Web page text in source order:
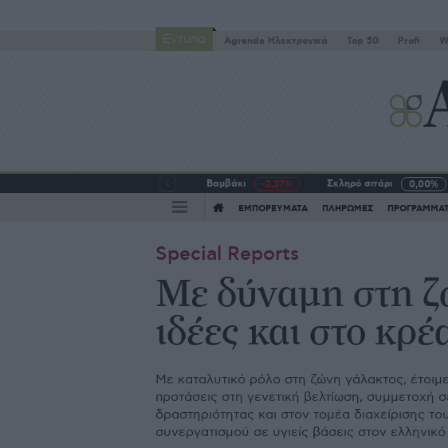
Έντυπα Agrenda Ηλεκτρονικά Top 50 Profi
Βαμβάκι -2,37% Σκληρό σιτάρι 0,00%
ΕΜΠΟΡΕΥΜΑΤΑ ΠΛΗΡΩΜΕΣ
Special Reports
Με δύναμη στη
ιδέες και στο
Με καταλυτικό ρόλο στη ζώνη γάλακτος,
προτάσεις στη γενετική βελτίωση, συµµετοχή
δραστηριότητας και στον τοµέα διαχείρισης
συνεργατισµού σε υγιείς βάσεις στον